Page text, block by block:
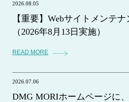
2026.08.05
【重要】Webサイトメンテ
（2026年8月13日実施）
READ MORE
2026.07.06
DMG MORIホームページに